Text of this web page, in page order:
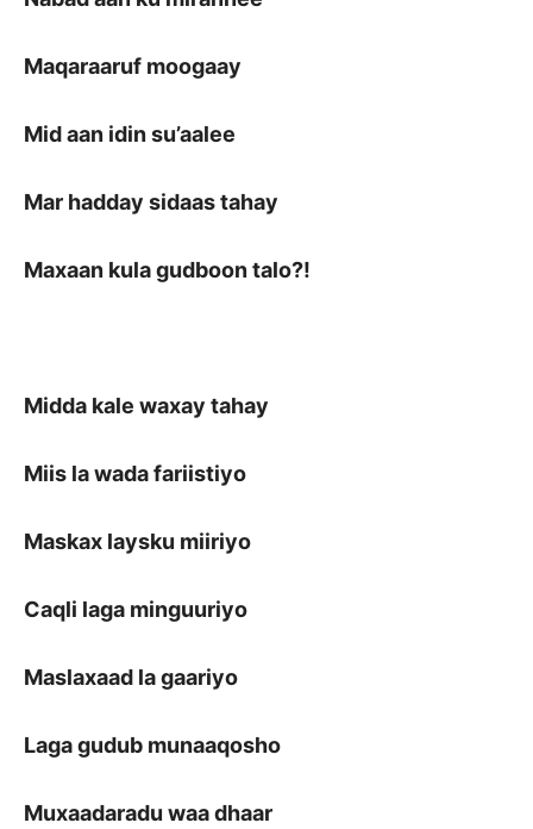
Maqaraaruf moogaay
Mid aan idin su’aalee
Mar hadday sidaas tahay
Maxaan kula gudboon talo?!
Midda kale waxay tahay
Miis la wada fariistiyo
Maskax laysku miiriyo
Caqli laga minguuriyo
Maslaxaad la gaariyo
Laga gudub munaaqosho
Muxaadaradu waa dhaar